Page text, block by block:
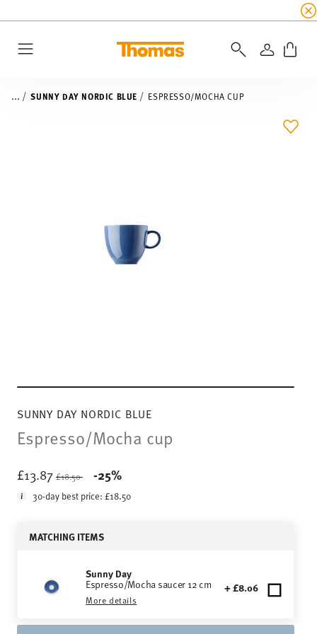
all
LOGIN
... SUNNY DAY NORDIC BLUE ESPRESSO/MOCHA CUP
SUNNY DAY NORDIC BLUE
Espresso/Mocha cup
£13.87 Price reduced from
£18.50 -25%
30-day best price:£18.50
MATCHING ITEMS
Sunny Day
Espresso/Mocha saucer 12 cm
More details
+ £8.06
ADD